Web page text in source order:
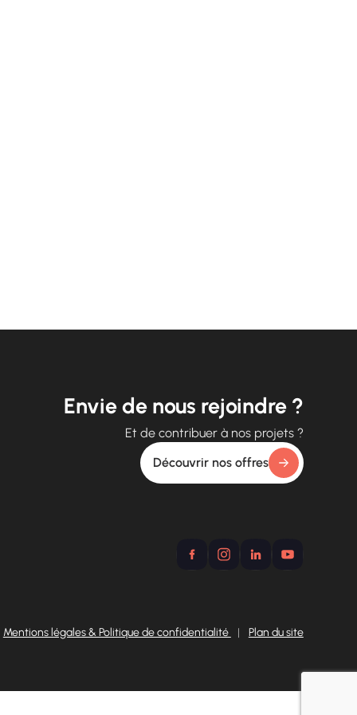
Envie de nous rejoindre ?
Et de contribuer à nos projets ?
Découvrir nos offres
Mentions légales & Politique de confidentialité | Plan du site